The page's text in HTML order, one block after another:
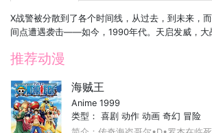
X战警被分散到了各个时间线，从过去，到未来，
间点遭遇袭击——如今，1990年代。天启发威，大
推荐动漫
海贼王
Anime 1999
类型：喜剧 动作 动画 奇幻 冒险